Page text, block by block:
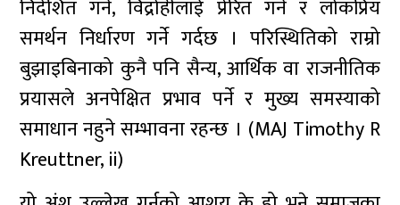
निर्देशित गर्ने, विद्रोहीलाई प्रेरित गर्ने र लोकप्रिय
समर्थन निर्धारण गर्ने गर्दछ । परिस्थितिको राम्रो
बुझाइबिनाको कुनै पनि सैन्य, आर्थिक वा राजनीतिक
प्रयासले अनपेक्षित प्रभाव पर्ने र मुख्य समस्याको
समाधान नहुने सम्भावना रहन्छ । (MAJ Timothy R
Kreuttner, ii)